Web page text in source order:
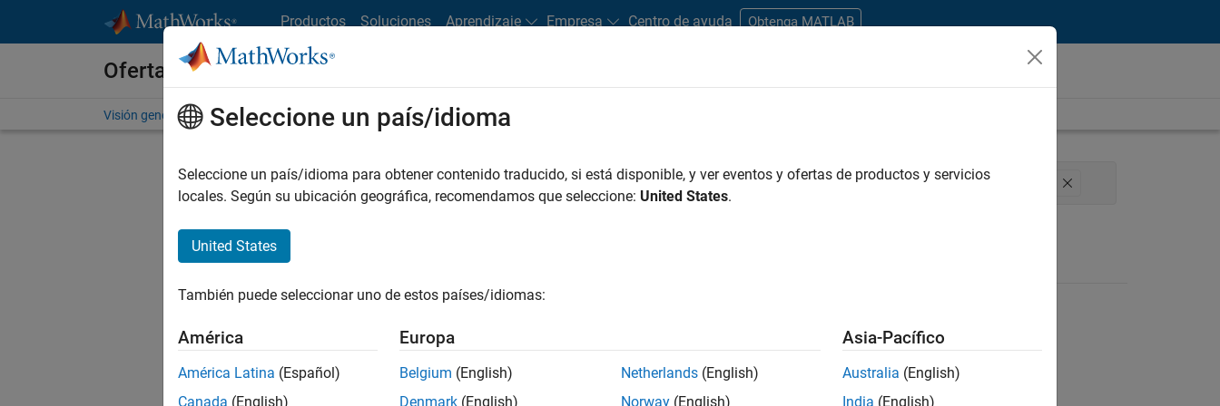
Productos Soluciones Aprendizaje Empresa Centro de ayuda Obtenga MATLAB
Ofertas de empleo en MathWorks
Visión general Búsqueda de empleo Oficinas locales Estudiantes y nuevas carreras
FILTRADO POR Business Applications and Tools Software Process Engineering Technical Writing User Experience
No se han traducido todos los empleos. Busque por ubicación para encontrar todos los empleos en su zona.
Seleccione un país/idioma
Seleccione un país/idioma para obtener contenido traducido, si está disponible, y ver eventos y ofertas de productos y servicios
locales. Según su ubicación geográfica, recomendamos que seleccione: United States.
United States
También puede seleccionar uno de estos países/idiomas:
América
América Latina (Español)
Canada (English)
Europa
Belgium (English)
Denmark (English)
Netherlands (English)
Norway (English)
Asia-Pacífico
Australia (English)
India (English)